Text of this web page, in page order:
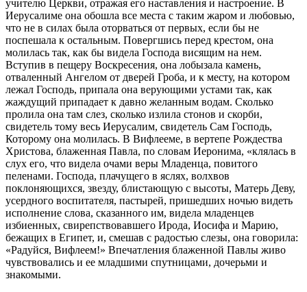
учителю Церкви, отражая его наставления и настроение. В
Иерусалиме она обошла все места с таким жаром и любовью,
что не в силах была оторваться от первых, если бы не
поспешала к остальным. Повергшись перед крестом, она
молилась так, как бы видела Господа висящим на нем.
Вступив в пещеру Воскресения, она лобызала камень,
отваленный Ангелом от дверей Гроба, и к месту, на котором
лежал Господь, припала она верующими устами так, как
жаждущий припадает к давно желанным водам. Сколько
пролила она там слез, сколько излила стонов и скорби,
свидетель тому весь Иерусалим, свидетель Сам Господь,
Которому она молилась. В Вифлееме, в вертепе Рождества
Христова, блаженная Павла, по словам Иеронима, «клялась в
слух его, что видела очами веры Младенца, повитого
пеленами. Господа, плачущего в яслях, волхвов
поклоняющихся, звезду, блистающую с высоты, Матерь Деву,
усердного воспитателя, пастырей, пришедших ночью видеть
исполнение слова, сказанного им, видела младенцев
избиенных, свирепствовавшего Ирода, Иосифа и Марию,
бежащих в Египет, и, смешав с радостью слезы, она говорила:
«Радуйся, Вифлеем!» Впечатления блаженной Павлы живо
чувствовались и ее младшими спутницами, дочерьми и
знакомыми.